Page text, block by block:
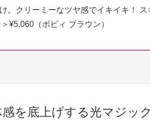
。クリーミーなツヤ感でイキイキ！
¥5,060（ボビィ ブラウン）
を底上げする光マジッ